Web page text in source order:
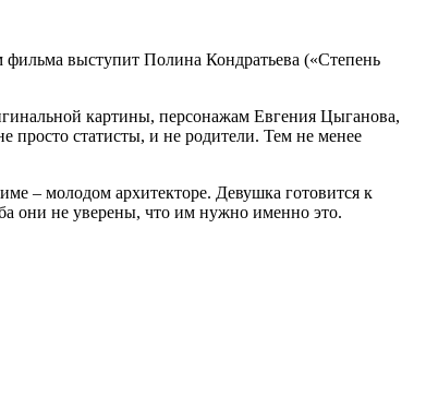
выступит Полина Кондратьева («Степень
картины, персонажам Евгения Цыганова,
статисты, и не родители. Тем не менее
– молодом архитекторе. Девушка готовится к
они не уверены, что им нужно именно это.